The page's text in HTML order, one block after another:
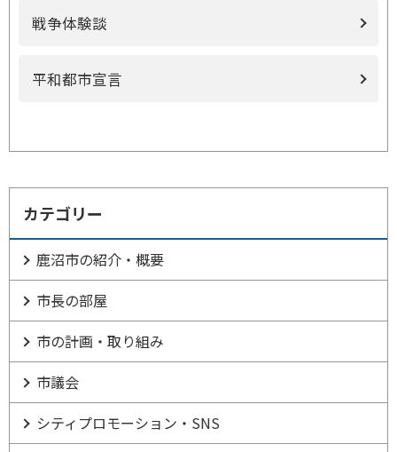
戦争体験談
平和都市宣言
カテゴリー
鹿沼市の紹介・概要
市長の部屋
市の計画・取り組み
市議会
シティプロモーション・SNS